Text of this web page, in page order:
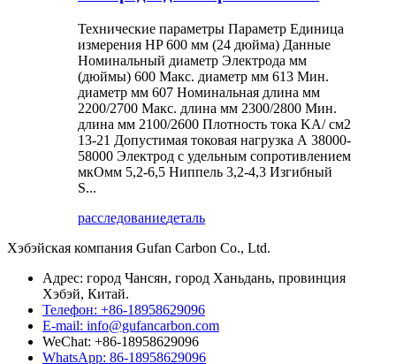
Технические параметры Параметр Единица
измерения HP 600 мм (24 дюйма) Данные
Номинальный диаметр Электрода мм
(дюймы) 600 Макс. диаметр мм 613 Мин.
диаметр мм 607 Номинальная длина мм
2200/2700 Макс. длина мм 2300/2800 Мин.
длина мм 2100/2600 Плотность тока KA/ см2
13-21 Допустимая токовая нагрузка А 38000-
58000 Электрод с удельным сопротивлением
мкОмм 5,2-6,5 Ниппель 3,2-4,3 Изгибный
S...
расследованиедеталь
Хэбэйская компания Gufan Carbon Co., Ltd.
Адрес: город Чансян, город Ханьдань, провинция
Хэбэй, Китай.
Телефон: +86-18958629096
E-mail: info@gufancarbon.com
WeChat: +86-18958629096
WhatsApp: 86-18958629096